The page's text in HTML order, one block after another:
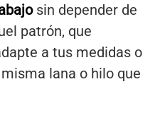
sin depender de
patrón, que
a tus medidas o
lana o hilo que